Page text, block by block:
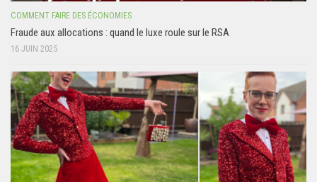
COMMENT FAIRE DES ÉCONOMIES
Fraude aux allocations : quand le luxe roule sur le RSA
16 JUIN 2025